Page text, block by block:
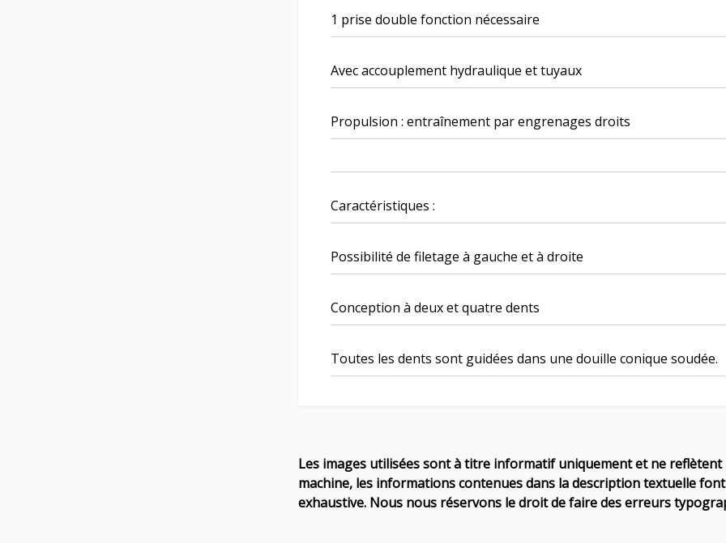
1 prise double fonction nécessaire
Avec accouplement hydraulique et tuyaux
Propulsion : entraînement par engrenages droits
Caractéristiques :
Possibilité de filetage à gauche et à droite
Conception à deux et quatre dents
Toutes les dents sont guidées dans une douille conique soudée.
Les images utilisées sont à titre informatif uniquement et ne
machine, les informations contenues dans la description textuelle
exhaustive. Nous nous réservons le droit de faire des erreurs